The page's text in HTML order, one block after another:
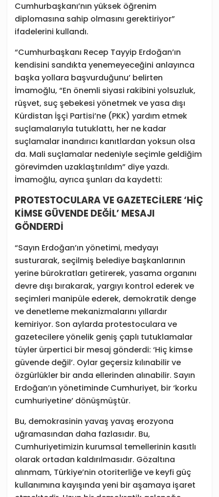
Cumhurbaşkanı’nın yüksek öğrenim
diplomasına sahip olmasını gerektiriyor”
ifadelerini kullandı.
“Cumhurbaşkanı Recep Tayyip Erdoğan’ın
kendisini sandıkta yenemeyeceğini anlayınca
başka yollara başvurduğunu’ belirten
İmamoğlu, “En önemli siyasi rakibini yolsuzluk,
rüşvet, suç şebekesi yönetmek ve yasa dışı
Kürdistan İşçi Partisi’ne (PKK) yardım etmek
suçlamalarıyla tutuklattı, her ne kadar
suçlamalar inandırıcı kanıtlardan yoksun olsa
da. Mali suçlamalar nedeniyle seçimle geldiğim
görevimden uzaklaştırıldım” diye yazdı.
İmamoğlu, ayrıca şunları da kaydetti:
PROTESTOCULARA VE GAZETECİLERE ‘HİÇ
KİMSE GÜVENDE DEĞİL’ MESAJI
GÖNDERDİ
“Sayın Erdoğan’ın yönetimi, medyayı
susturarak, seçilmiş belediye başkanlarının
yerine bürokratları getirerek, yasama organını
devre dışı bırakarak, yargıyı kontrol ederek ve
seçimleri manipüle ederek, demokratik denge
ve denetleme mekanizmalarını yıllardır
kemiriyor. Son aylarda protestoculara ve
gazetecilere yönelik geniş çaplı tutuklamalar
tüyler ürpertici bir mesaj gönderdi: ‘Hiç kimse
güvende değil’. Oylar geçersiz kılınabilir ve
özgürlükler bir anda ellerinden alınabilir. Sayın
Erdoğan’ın yönetiminde Cumhuriyet, bir ‘korku
cumhuriyetine’ dönüşmüştür.
Bu, demokrasinin yavaş yavaş erozyona
uğramasından daha fazlasıdır. Bu,
Cumhuriyetimizin kurumsal temellerinin kasıtlı
olarak ortadan kaldırılmasıdır. Gözaltına
alınmam, Türkiye’nin otoriterliğe ve keyfi güç
kullanımına kayışında yeni bir aşamaya işaret